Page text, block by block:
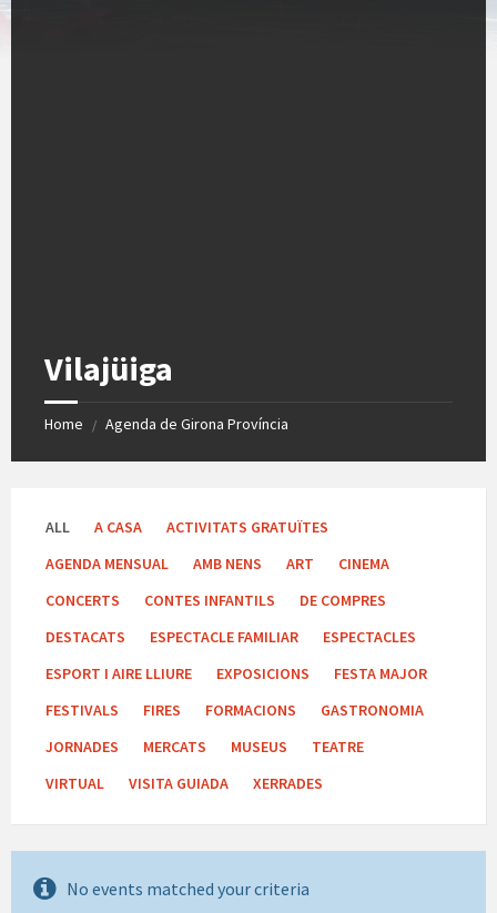
Vilajüiga
Home / Agenda de Girona Província
ALL A CASA
ACTIVITATS GRATUÏTES
AGENDA MENSUAL
AMB NENS ART
CINEMA
CONCERTS
CONTES INFANTILS
DE COMPRES
DESTACATS
ESPECTACLE FAMILIAR
ESPECTACLES
ESPORT I AIRE LLIURE
EXPOSICIONS
FESTA MAJOR
FESTIVALS
FIRES FORMACIONS
GASTRONOMIA
JORNADES
MERCATS MUSEUS
TEATRE
VIRTUAL
VISITA GUIADA XERRADES
No events matched your criteria